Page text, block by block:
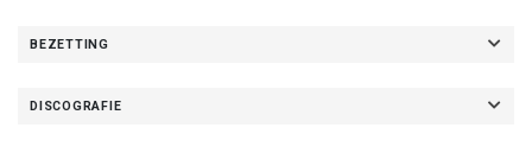
BEZETTING
DISCOGRAFIE